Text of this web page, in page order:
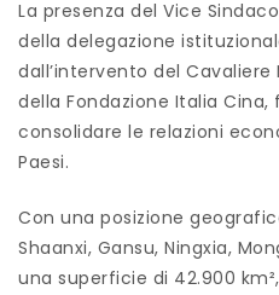
La presenza del Vice
della delegazione
dall’intervento del Cavaliere
della Fondazione Italia
consolidare le relazioni
Paesi.
Con una posizione
Shaanxi, Gansu, Ningxia,
una superficie di 42.900